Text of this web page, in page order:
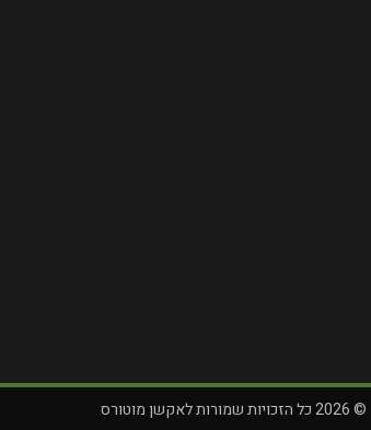
© 2026 כל הזכויות שמורות לאקשן מוטורס